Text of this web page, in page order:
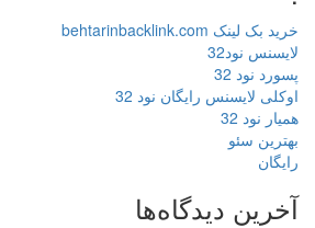
خرید بک لینک behtarinbacklink.com
لایسنس نود32
پسورد نود 32
اوکلی لایسنس رایگان نود 32
همیار نود 32
بهترین سئو
رایگان
آخرین دیدگاه‌ها